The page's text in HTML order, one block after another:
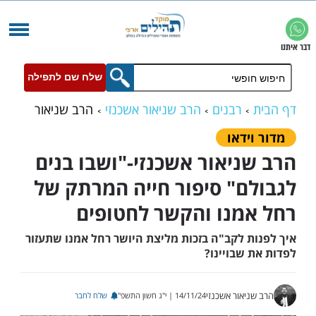
שלח שם לתפילה
רבנים הרב שניאור אשכנזי
בנים לגבולם" סיפור חייה המרתק של רחל
לחטופיםאשכנזי-"ושבו בנים
סיפור חייה המרתק של
והקשר לחטופים
לקב"ה בזכות מליצת היושר רחל אמנו שתעזור